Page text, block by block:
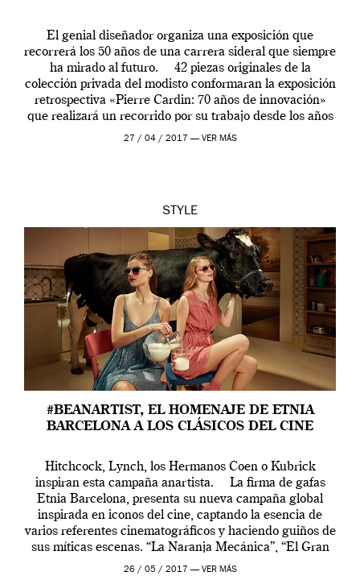
El genial diseñador organiza una exposición que
recorrerá los 50 años de una carrera sideral que siempre
ha mirado al futuro. 42 piezas originales de la
colección privada del modisto conformaran la exposición
retrospectiva «Pierre Cardin: 70 años de innovación»
que realizará un recorrido por su trabajo desde los años
50 hasta la […]
27 / 04 / 2017 — VER MÁS
STYLE
#BEANARTIST, EL HOMENAJE DE ETNIA
BARCELONA A LOS CLÁSICOS DEL CINE
Hitchcock, Lynch, los Hermanos Coen o Kubrick
inspiran esta campaña anartista. La firma de gafas
Etnia Barcelona, presenta su nueva campaña global
inspirada en iconos del cine, captando la esencia de
varios referentes cinematográficos y haciendo guiños de
sus míticas escenas. “La Naranja Mecánica”, “El Gran
Lebowski”, “Pulp Fiction” o «El Planeta de […]
26 / 05 / 2017 — VER MÁS